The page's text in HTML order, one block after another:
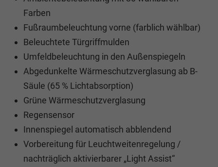
Farben
Fußraumbeleuchtung vorne (farblich wählbar)
Beleuchtete Türgriffmulden
Umfeldbeleuchtung in den Außenspiegeln
Abgedunkelte Wärmeschutzverglasung ab B-
Säule (65 % Lichtabsorption)
Grüne Wärmeschutzverglasung
Regensensor
Innenspiegel automatisch abblendend
Vorbereitung für Leuchtweitenregelung /
nachträglich aktivierbarer „Light Assist“